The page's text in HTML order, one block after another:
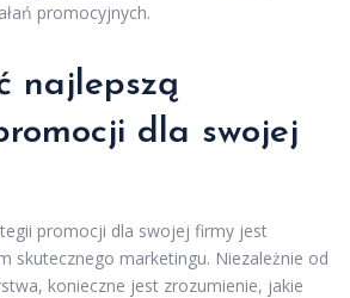
promocyjnych.
najlepszą
dla swojej
promocji dla swojej firmy jest
skutecznego marketingu. Niezależnie od
konieczne jest zrozumienie, jakie